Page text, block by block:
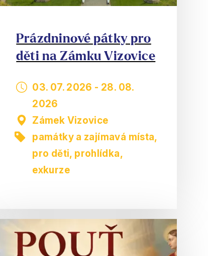
Prázdninové pátky pro
děti na Zámku Vizovice
03. 07. 2026 - 28. 08.
2026
Zámek Vizovice
památky a zajímavá místa,
pro děti, prohlídka,
exkurze